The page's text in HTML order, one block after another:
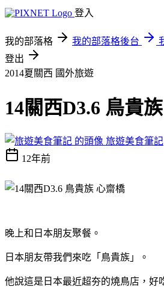
登入
我的部落格 我的部落格後台
登出
2014夏關西 國外旅遊
14關西D3.6 鳥貴
旅遊美食筆記
12年前
晚上和日本朋友聚餐。
日本朋友帶我們來吃「鳥貴族」。
他說這是日本最近超夯的燒鳥店，好